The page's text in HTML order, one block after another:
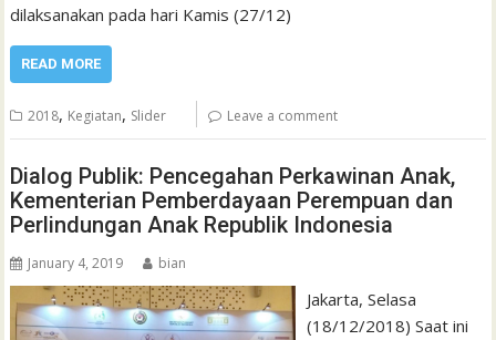
dilaksanakan pada hari Kamis (27/12)
READ MORE
2018, Kegiatan, Slider Leave a comment
Dialog Publik: Pencegahan Perkawinan Anak,
Kementerian Pemberdayaan Perempuan dan
Perlindungan Anak Republik Indonesia
January 4, 2019 bian
Jakarta, Selasa
(18/12/2018) Saat ini